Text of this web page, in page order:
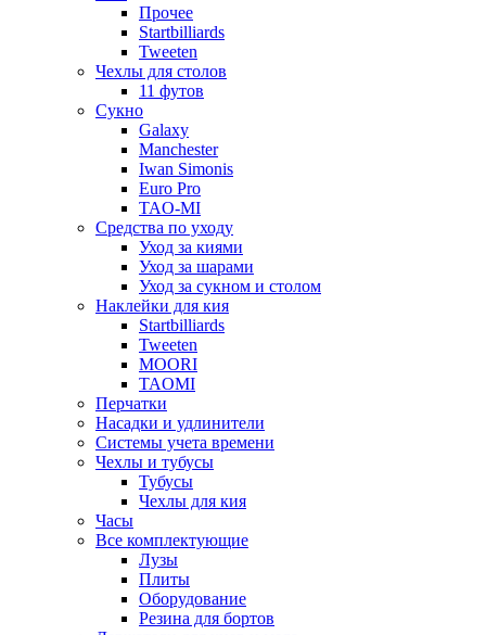
Прочее
Startbilliards
Tweeten
Чехлы для столов
11 футов
Сукно
Galaxy
Manchester
Iwan Simonis
Euro Pro
TAO-MI
Средства по уходу
Уход за киями
Уход за шарами
Уход за сукном и столом
Наклейки для кия
Startbilliards
Tweeten
MOORI
TAOMI
Перчатки
Насадки и удлинители
Системы учета времени
Чехлы и тубусы
Тубусы
Чехлы для кия
Часы
Все комплектующие
Лузы
Плиты
Оборудование
Резина для бортов